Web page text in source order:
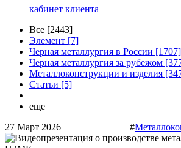
кабинет клиента
Все [2443]
Элемент [7]
Черная металлургия в России [1707]
Черная металлургия за рубежом
Металлоконструкции и изделия
Статьи [5]
еще
27 Март 2026
#